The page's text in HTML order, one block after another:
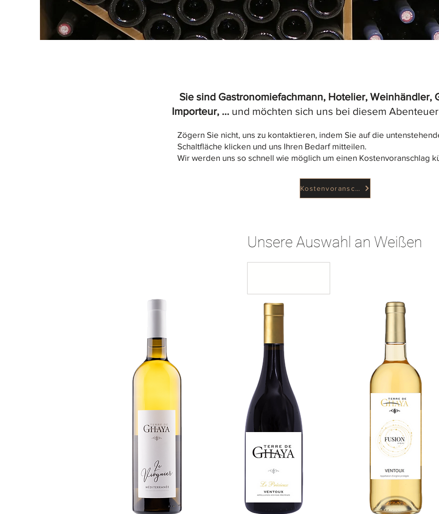
Zögern Sie nicht, uns zu kontaktieren, indem Sie auf die
Schaltfläche klicken und uns Ihren Bedarf mitteilen.
Wir werden uns so schnell wie möglich um einen Kostenvoranschlag
Sie sind Gastronomiefachmann, Hotelier, Weinhändler,
Importeur, ... und möchten sich uns bei diesem
Kostenvoranschlag
Unsere Auswahl an Weißen